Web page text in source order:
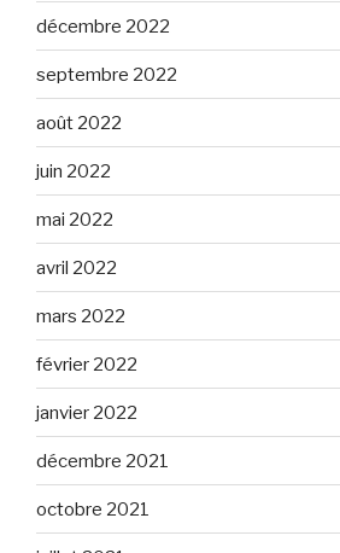
décembre 2022
septembre 2022
août 2022
juin 2022
mai 2022
avril 2022
mars 2022
février 2022
janvier 2022
décembre 2021
octobre 2021